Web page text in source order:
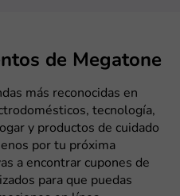
de Megatone
más reconocidas en
tecnología,
y productos de cuidado
por tu próxima
a encontrar cupones de
para que puedas